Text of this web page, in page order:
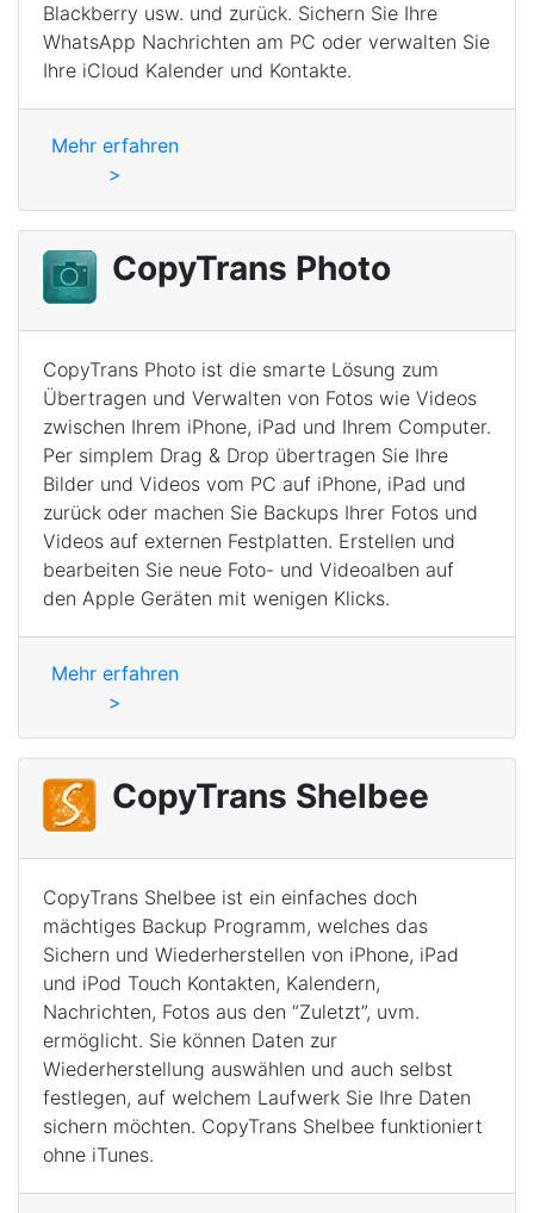
Blackberry usw. und zurück. Sichern Sie Ihre
WhatsApp Nachrichten am PC oder verwalten Sie
Ihre iCloud Kalender und Kontakte.
Mehr erfahren
>
CopyTrans Photo
CopyTrans Photo ist die smarte Lösung zum
Übertragen und Verwalten von Fotos wie Videos
zwischen Ihrem iPhone, iPad und Ihrem Computer.
Per simplem Drag & Drop übertragen Sie Ihre
Bilder und Videos vom PC auf iPhone, iPad und
zurück oder machen Sie Backups Ihrer Fotos und
Videos auf externen Festplatten. Erstellen und
bearbeiten Sie neue Foto- und Videoalben auf
den Apple Geräten mit wenigen Klicks.
Mehr erfahren
>
CopyTrans Shelbee
CopyTrans Shelbee ist ein einfaches doch
mächtiges Backup Programm, welches das
Sichern und Wiederherstellen von iPhone, iPad
und iPod Touch Kontakten, Kalendern,
Nachrichten, Fotos aus den “Zuletzt”, uvm.
ermöglicht. Sie können Daten zur
Wiederherstellung auswählen und auch selbst
festlegen, auf welchem Laufwerk Sie Ihre Daten
sichern möchten. CopyTrans Shelbee funktioniert
ohne iTunes.